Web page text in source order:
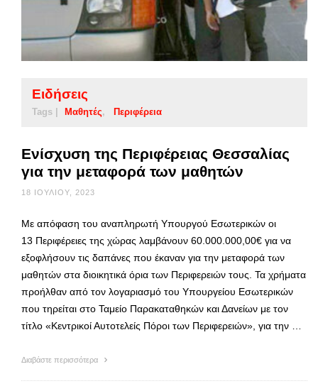
Ειδήσεις
Tags | Μαθητές Περιφέρεια
Ενίσχυση της Περιφέρειας Θεσσαλίας
για την μεταφορά των μαθητών
18 ΙΟΥΛΊΟΥ, 2023
Με απόφαση του αναπληρωτή Υπουργού Εσωτερικών οι
13 Περιφέρειες της χώρας λαμβάνουν 60.000.000,00€ για να
εξοφλήσουν τις δαπάνες που έκαναν για την μεταφορά των
μαθητών στα διοικητικά όρια των Περιφερειών τους. Τα χρήματα
προήλθαν από τον λογαριασμό του Υπουργείου Εσωτερικών
που τηρείται στο Ταμείο Παρακαταθηκών και Δανείων με τον
τίτλο «Κεντρικοί Αυτοτελείς Πόροι των Περιφερειών», για την …
Διαβάστε περισσότερα